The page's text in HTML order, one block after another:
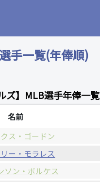
手一覧(年俸順)
ズ】MLB選手年俸一覧
名前
ス・ゴードン
ー・モラレス
ソン・ボルケス